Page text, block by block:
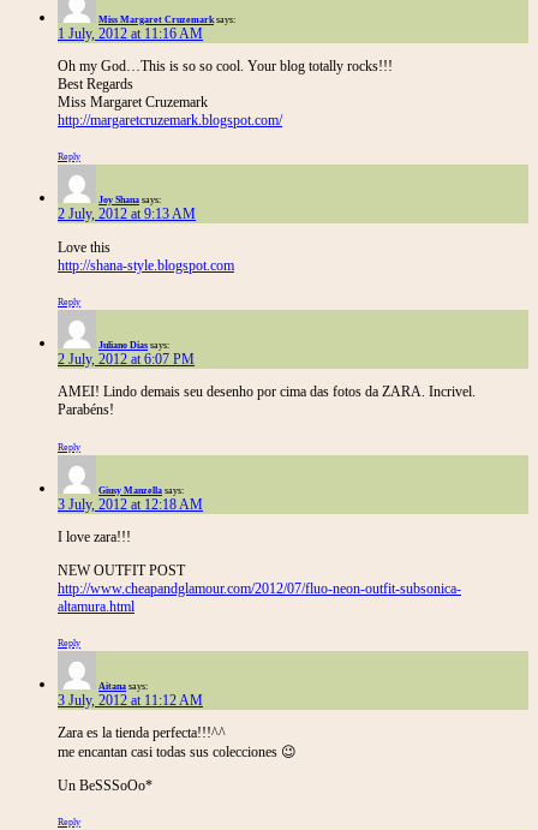
Miss Margaret Cruzemark says:
1 July, 2012 at 11:16 AM
Oh my God…This is so so cool. Your blog totally rocks!!!
Best Regards
Miss Margaret Cruzemark
http://margaretcruzemark.blogspot.com/
Reply
Joy Shana says:
2 July, 2012 at 9:13 AM
Love this
http://shana-style.blogspot.com
Reply
Juliano Dias says:
2 July, 2012 at 6:07 PM
AMEI! Lindo demais seu desenho por cima das fotos da ZARA. Incrivel.
Parabéns!
Reply
Giusy Manzella says:
3 July, 2012 at 12:18 AM
I love zara!!!
NEW OUTFIT POST
http://www.cheapandglamour.com/2012/07/fluo-neon-outfit-subsonica-
altamura.html
Reply
Aitana says:
3 July, 2012 at 11:12 AM
Zara es la tienda perfecta!!!^^
me encantan casi todas sus colecciones 😉
Un BeSSSoOo*
Reply